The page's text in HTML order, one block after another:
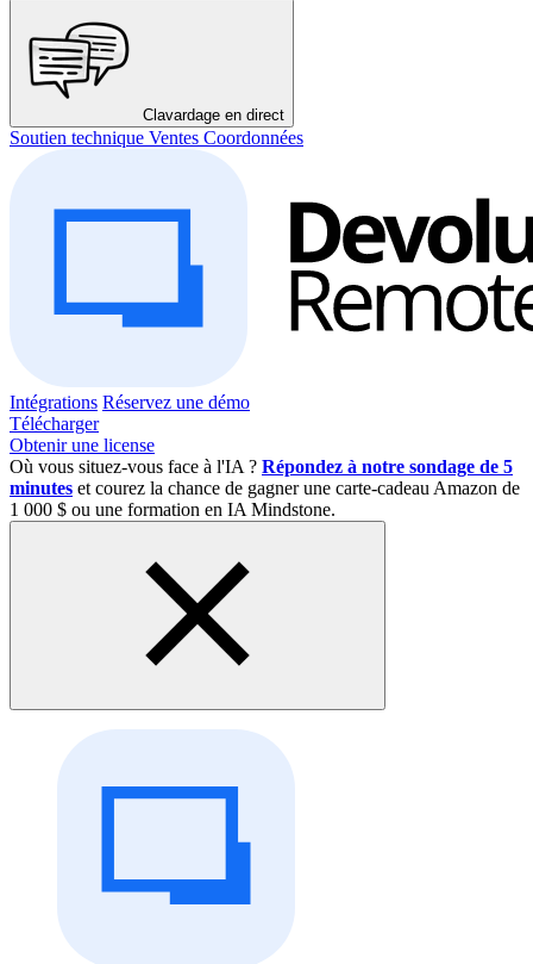
Clavardage en direct
Soutien technique Ventes Coordonnées
Intégrations Réservez une démo
Télécharger
Obtenir une license
Où vous situez-vous face à l'IA ? Répondez à notre sondage de 5
minutes et courez la chance de gagner une carte-cadeau Amazon de
1 000 $ ou une formation en IA Mindstone.